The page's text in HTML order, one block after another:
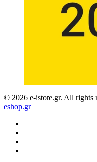
© 2026 e-istore.gr. All rights
eshop.gr